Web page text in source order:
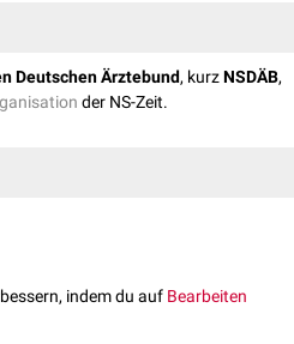
Deutschen Ärztebund, kurzNSDÄB,
der NS-Zeit.
1929 als dritte
und ähnlich strukturiert. Er
Anschein einer "wissenschaftlichen
Nürnberger Gesetzen. 1942 wurde
indem du auf Bearbeiten